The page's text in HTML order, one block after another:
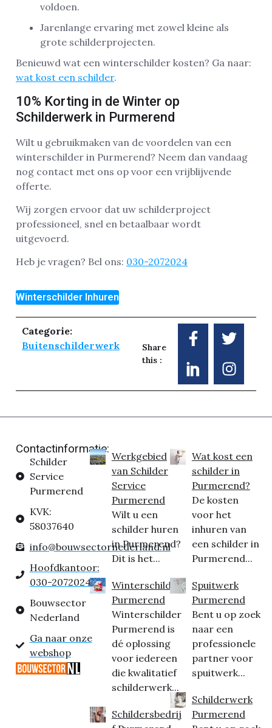
voldoen.
Jarenlange ervaring met zowel kleine als
grote schilderprojecten.
Benieuwd wat een winterschilder kosten? Ga naar:
wat kost een schilder.
10% Korting in de Winter op
Schilderwerk in Purmerend
Wilt u gebruikmaken van de voordelen van een
winterschilder in Purmerend? Neem dan vandaag
nog contact met ons op voor een vrijblijvende
offerte.
Wij zorgen ervoor dat uw schilderproject
professioneel, snel en betaalbaar wordt
uitgevoerd.
Heb je vragen? Bel ons: 030-2072024
Winterschilder Inhuren
Categorie:
Buitenschilderwerk
Share
this :
Contactinformatie:
Schilder
Service
Purmerend
KVK:
58037640
info@bouwsectornederland.nl
Hoofdkantoor:
030-2072024
Bouwsector
Nederland
Ga naar onze
webshop
Werkgebied
van Schilder
Service
Purmerend
Wilt u een
schilder huren
in Purmerend?
Dit is het...
Winterschilder
Purmerend
Winterschilder
Purmerend is
dé oplossing
voor iedereen
die kwalitatief
schilderwerk...
Schildersbedrij
Wat kost een
schilder in
Purmerend?
De kosten
voor het
inhuren van
een schilder in
Purmerend...
Spuitwerk
Purmerend
Bent u op zoek
naar een
professionele
partner voor
spuitwerk...
Schilderwerk
Purmerend